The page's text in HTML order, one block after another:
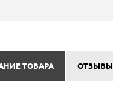
ТОВАРА ОТЗЫВЫ